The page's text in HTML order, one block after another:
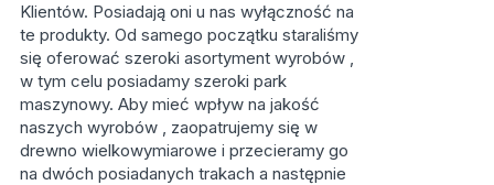
Klientów. Posiadają oni u nas wyłączność na
te produkty. Od samego początku staraliśmy
się oferować szeroki asortyment wyrobów ,
w tym celu posiadamy szeroki park
maszynowy. Aby mieć wpływ na jakość
naszych wyrobów , zaopatrujemy się w
drewno wielkowymiarowe i przecieramy go
na dwóch posiadanych trakach a następnie